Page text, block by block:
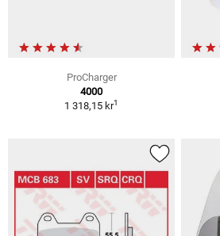
ProCharger
4000
1 318,15 kr1